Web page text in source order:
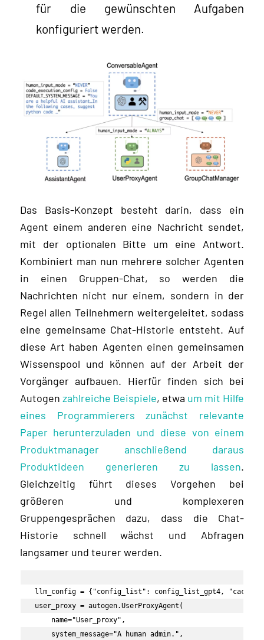
für die gewünschten Aufgaben
konfiguriert werden.
Das Basis-Konzept besteht darin, dass ein
Agent einem anderen eine Nachricht sendet,
mit der optionalen Bitte um eine Antwort.
Kombiniert man nun mehrere solcher Agenten
in einen Gruppen-Chat, so werden die
Nachrichten nicht nur einem, sondern in der
Regel allen Teilnehmern weitergeleitet, sodass
eine gemeinsame Chat-Historie entsteht. Auf
diese Art haben Agenten einen gemeinsamen
Wissenspool und können auf der Arbeit der
Vorgänger aufbauen. Hierfür finden sich bei
Autogen zahlreiche Beispiele, etwa um mit Hilfe
eines Programmierers zunächst relevante
Paper herunterzuladen und diese von einem
Produktmanager anschließend daraus
Produktideen generieren zu lassen.
Gleichzeitig führt dieses Vorgehen bei
größeren und komplexeren
Gruppengesprächen dazu, dass die Chat-
Historie schnell wächst und Abfragen
langsamer und teurer werden.
llm_config = {"config_list": config_list_gpt4,
user_proxy = autogen.UserProxyAgent(
    name="User_proxy",
    system_message="A human admin.",